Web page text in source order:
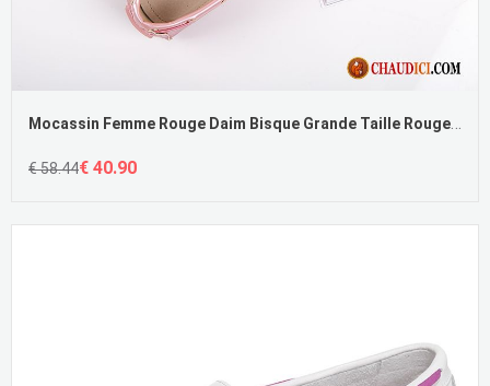
Mocassin Femme Rouge Daim Bisque Grande Taille Rouge Femme Tous Les Assortis Flâneurs France
€ 58.44€ 40.90